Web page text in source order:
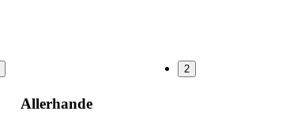
2
Allerhande